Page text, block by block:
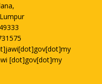
[dot]gov[dot]my